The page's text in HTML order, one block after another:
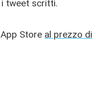
tweet scritti.
Store al prezzo di